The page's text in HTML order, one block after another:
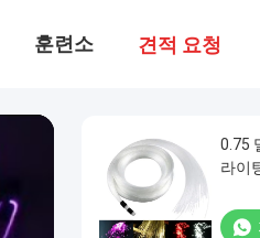
훈련소 견적 요청
0.75
라이